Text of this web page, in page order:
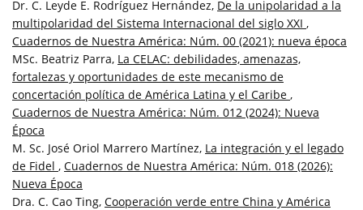
Dr. C. Leyde E. Rodríguez Hernández, De la unipolaridad a la
multipolaridad del Sistema Internacional del siglo XXI ,
Cuadernos de Nuestra América: Núm. 00 (2021): nueva época
MSc. Beatriz Parra, La CELAC: debilidades, amenazas,
fortalezas y oportunidades de este mecanismo de
concertación política de América Latina y el Caribe ,
Cuadernos de Nuestra América: Núm. 012 (2024): Nueva
Época
M. Sc. José Oriol Marrero Martínez, La integración y el legado
de Fidel , Cuadernos de Nuestra América: Núm. 018 (2026):
Nueva Época
Dra. C. Cao Ting, Cooperación verde entre China y América